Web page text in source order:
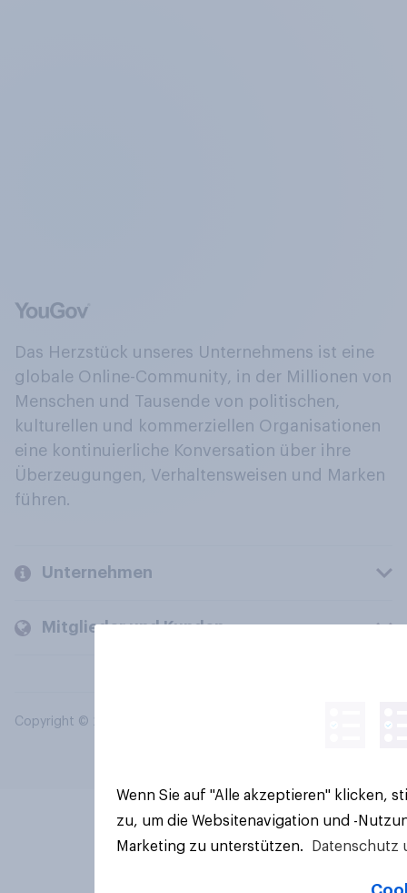
Das Herzstück unseres Unternehmens ist eine
globale Online-Community, in der Millionen von
Menschen und Tausende von politischen,
kulturellen und kommerziellen Organisationen
eine kontinuierliche Konversation über ihre
Überzeugungen, Verhaltensweisen und Marken
führen.
Unternehmen
Mitglieder und Kunden
Copyright © 2026 YouGov PLC. Alle Rechte vorbehalten.
Wenn Sie auf "Alle akzeptieren" klicken,
zu, um die Websitenavigation und -
Marketing zu unterstützen.
Datenschutz